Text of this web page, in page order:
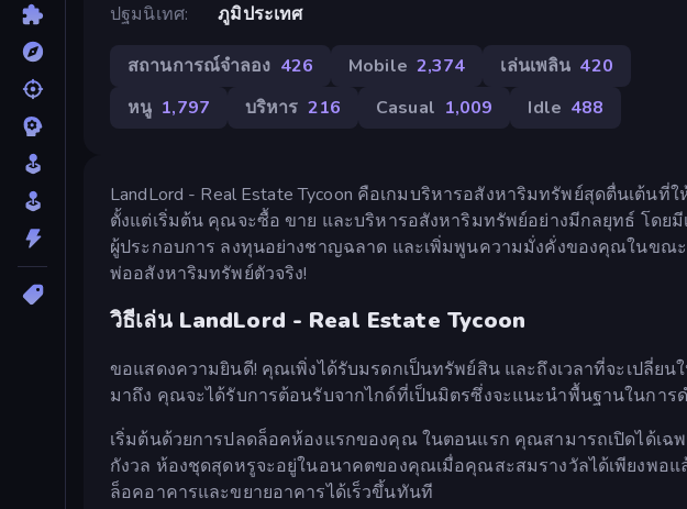
ปฐมนิเทศ
ภูมิประเทศ
สถานการณ์จำลอง 426 Mobile 2,374 เล่นเพลิน 420
หนู 1,797 บริหาร 216 Casual 1,009 Idle 488
LandLord - Real Estate Tycoon คือเกมบริหารอสังหาริมทรัพย์สุดตื่นเต้
ตั้งแต่เริ่มต้น คุณจะซื้อ ขาย และบริหารอสังหาริมทรัพย์อย่างมีกลยุทธ์ โดย
ผู้ประกอบการ ลงทุนอย่างชาญฉลาด และเพิ่มพูนความมั่งคั่งของคุณในขณ
พ่ออสังหาริมทรัพย์ตัวจริง!
วิธีเล่น LandLord - Real Estate Tycoon
ขอแสดงความยินดี! คุณเพิ่งได้รับมรดกเป็นทรัพย์สิน และถึงเวลาที่จะเปลี่ยน
มาถึง คุณจะได้รับการต้อนรับจากไกด์ที่เป็นมิตรซึ่งจะแนะนำพื้นฐานในกา
เริ่มต้นด้วยการปลดล็อคห้องแรกของคุณ ในตอนแรก คุณสามารถเปิดได้เฉ
กังวล ห้องชุดสุดหรูจะอยู่ในอนาคตของคุณเมื่อคุณสะสมรางวัลได้เพียงพอ
ล็อคอาคารและขยายอาคารได้เร็วขึ้นทันที